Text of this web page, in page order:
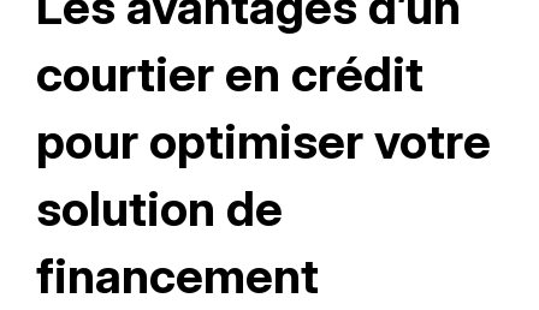
courtier en crédit
pour optimiser votre
solution de
financement